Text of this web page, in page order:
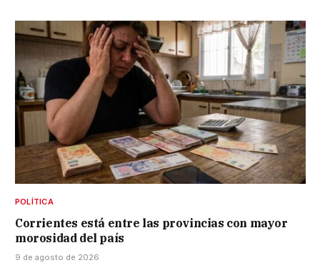
POLÍTICA
Corrientes está entre las provincias con mayor
morosidad del país
9 de agosto de 2026